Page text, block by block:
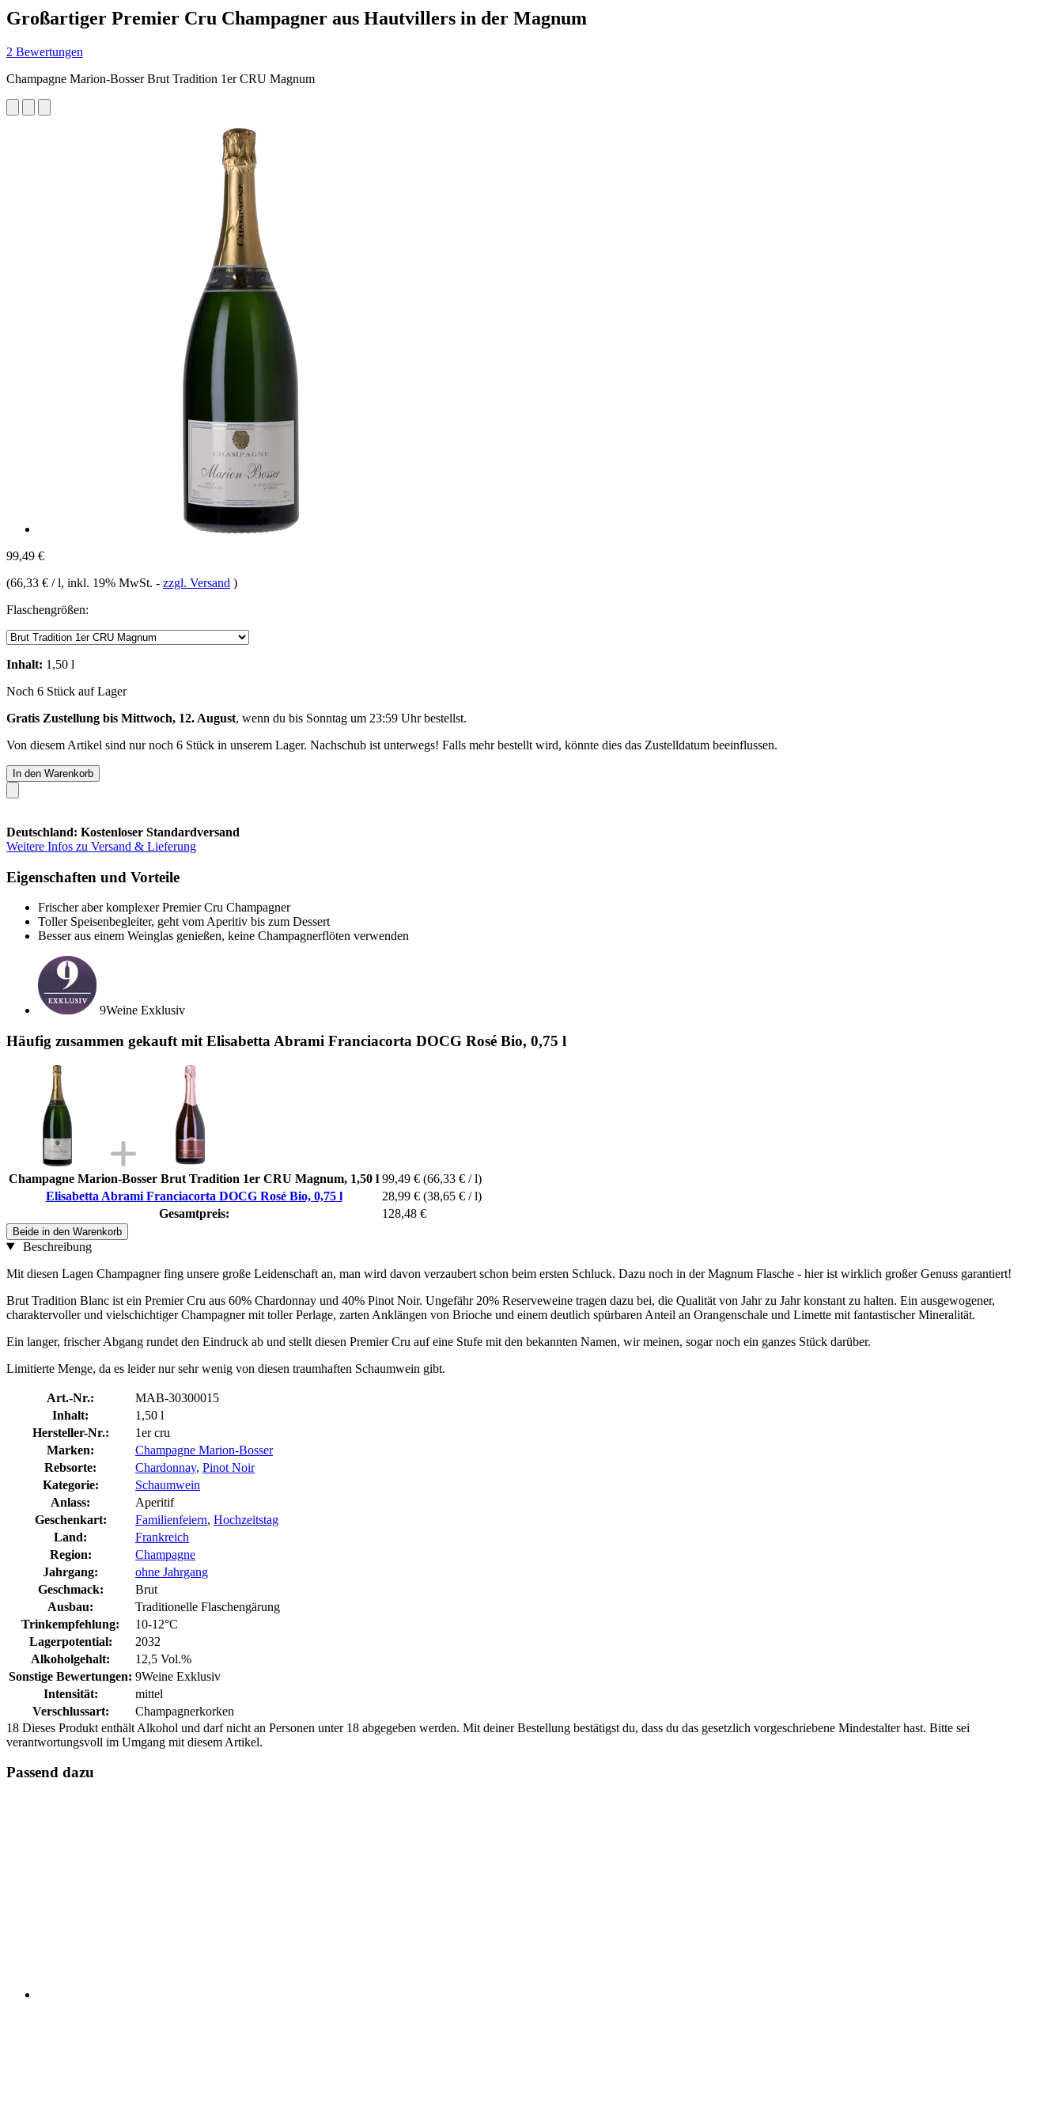
Großartiger Premier Cru Champagner aus Hautvillers in der Magnum
2 Bewertungen
Champagne Marion-Bosser Brut Tradition 1er CRU Magnum
99,49 €
(66,33 € / l, inkl. 19% MwSt. - zzgl. Versand )
Flaschengrößen:
Inhalt: 1,50 l
Noch 6 Stück auf Lager
Gratis Zustellung bis Mittwoch, 12. August, wenn du bis Sonntag um 23:59 Uhrbestellst.
Von diesem Artikel sind nur noch 6 Stück in unserem Lager. Nachschub ist unterwegs! Falls mehr bestellt wird, könnte dies das Zustelldatum beeinflussen.
In den Warenkorb
Deutschland: Kostenloser Standardversand
Weitere Infos zu Versand & Lieferung
Eigenschaften und Vorteile
Frischer aber komplexer Premier Cru Champagner
Toller Speisenbegleiter, geht vom Aperitiv bis zum Dessert
Besser aus einem Weinglas genießen, keine Champagnerflöten verwenden
9Weine Exklusiv
Häufig zusammen gekauft mit Elisabetta Abrami Franciacorta DOCG Rosé Bio, 0,75 l
Champagne Marion-Bosser Brut Tradition 1er CRU Magnum, 1,50 l 99,49 € (66,33 € / l)
Elisabetta Abrami Franciacorta DOCG Rosé Bio, 0,75 l
28,99 € (38,65 € / l)
Gesamtpreis:
128,48 €
Beide in den Warenkorb
Beschreibung
Mit diesen Lagen Champagner fing unsere große Leidenschaft an, man wird davon verzaubert schon beim ersten Schluck. Dazu noch in der Magnum Flasche - hier ist wirklich großer Genuss garantiert!
Brut Tradition Blanc ist ein Premier Cru aus 60% Chardonnay und 40% Pinot Noir. Ungefähr 20% Reserveweine tragen dazu bei, die Qualität von Jahr zu Jahr konstant zu halten. Ein ausgewogener,
charaktervoller und vielschichtiger Champagner mit toller Perlage, zarten Anklängen von Brioche und einem deutlich spürbaren Anteil an Orangenschale und Limette mit fantastischer Mineralität.
Ein langer, frischer Abgang rundet den Eindruck ab und stellt diesen Premier Cru auf eine Stufe mit den bekannten Namen, wir meinen, sogar noch ein ganzes Stück darüber.
Limitierte Menge, da es leider nur sehr wenig von diesen traumhaften Schaumwein gibt.
Art.-Nr.:
MAB-30300015
Inhalt:
1,50 l
Hersteller-Nr.:
1er cru
Marken:
Champagne Marion-Bosser
Rebsorte:
Chardonnay, Pinot Noir
Kategorie:
Schaumwein
Anlass:
Aperitif
Geschenkart:
Familienfeiern, Hochzeitstag
Land:
Frankreich
Region:
Champagne
Jahrgang:
ohne Jahrgang
Geschmack:
Brut
Ausbau:
Traditionelle Flaschengärung
Trinkempfehlung:
10-12°C
Lagerpotential:
2032
Alkoholgehalt:
12,5 Vol.%
Sonstige Bewertungen: 9Weine Exklusiv
Intensität:
mittel
Verschlussart:
Champagnerkorken
18 Dieses Produkt enthält Alkohol und darf nicht an Personen unter 18 abgegeben werden. Mit deiner Bestellung bestätigst du, dass du das gesetzlich vorgeschriebene Mindestalter hast. Bitte sei
verantwortungsvoll im Umgang mit diesem Artikel.
Passend dazu